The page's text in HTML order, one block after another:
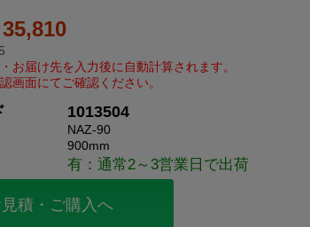
1013504
NAZ-90
900mm
有：通常2～3営業日で出荷
積・ご購入へ